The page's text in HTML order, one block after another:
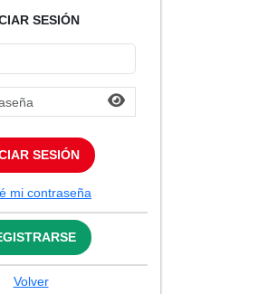
SESIÓN
SESIÓN
mi contraseña
Volver